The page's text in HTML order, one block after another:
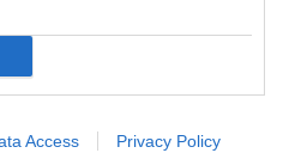
Access Privacy Policy
gratuita
las últimas noticias de actualidad.